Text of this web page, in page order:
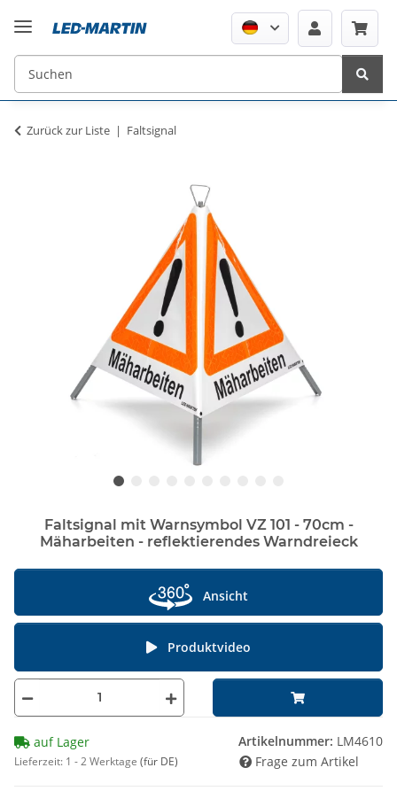
Zurück zur Liste Faltsignal
Faltsignal mit Warnsymbol VZ 101 - 70cm -
Mäharbeiten - reflektierendes Warndreieck
Ansicht
Produktvideo
auf Lager
Lieferzeit: 1 - 2 Werktage (für DE)
Artikelnummer: LM4610
Frage zum Artikel